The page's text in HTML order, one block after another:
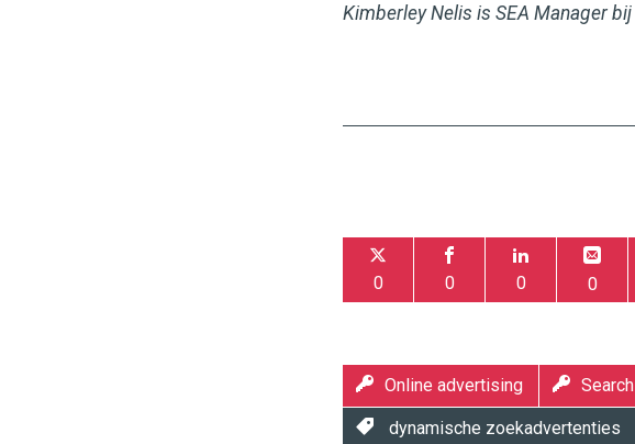
Kimberley Nelis is SEA Manager bij
0 0 0 0
Online advertising Search
dynamische zoekadvertenties